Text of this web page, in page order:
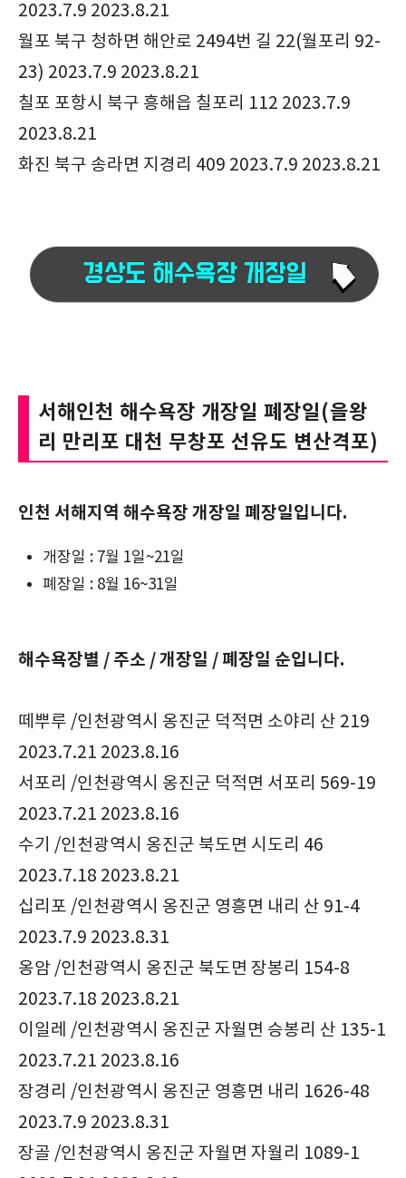
2023.7.9 2023.8.21
월포 북구 청하면 해안로 2494번 길 22(월포리 92-
23) 2023.7.9 2023.8.21
칠포 포항시 북구 흥해읍 칠포리 112 2023.7.9
2023.8.21
화진 북구 송라면 지경리 409 2023.7.9 2023.8.21
서해인천 해수욕장 개장일 폐장일(을왕
리 만리포 대천 무창포 선유도 변산격포)
인천 서해지역 해수욕장 개장일 폐장일입니다.
개장일 : 7월 1일~21일
폐장일 : 8월 16~31일
해수욕장별 / 주소 / 개장일 / 폐장일 순입니다.
떼뿌루 /인천광역시 옹진군 덕적면 소야리 산 219
2023.7.21 2023.8.16
서포리 /인천광역시 옹진군 덕적면 서포리 569-19
2023.7.21 2023.8.16
수기 /인천광역시 옹진군 북도면 시도리 46
2023.7.18 2023.8.21
십리포 /인천광역시 옹진군 영흥면 내리 산 91-4
2023.7.9 2023.8.31
옹암 /인천광역시 옹진군 북도면 장봉리 154-8
2023.7.18 2023.8.21
이일레 /인천광역시 옹진군 자월면 승봉리 산 135-1
2023.7.21 2023.8.16
장경리 /인천광역시 옹진군 영흥면 내리 1626-48
2023.7.9 2023.8.31
장골 /인천광역시 옹진군 자월면 자월리 1089-1